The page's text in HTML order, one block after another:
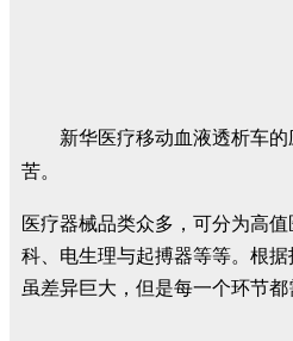
新华医疗移动血液透析车
苦。
医疗器械品类众多，可分为高
科、电生理与起搏器等等。根
虽差异巨大，但是每一个环节